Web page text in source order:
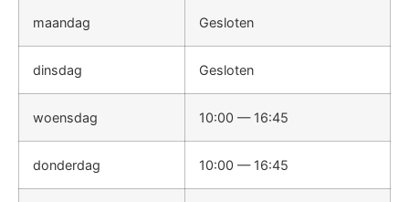
maandag Gesloten
dinsdag Gesloten
woensdag 10:00 — 16:45
donderdag 10:00 — 16:45